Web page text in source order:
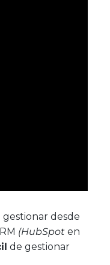
desde
(HubSpot en
de gestionar